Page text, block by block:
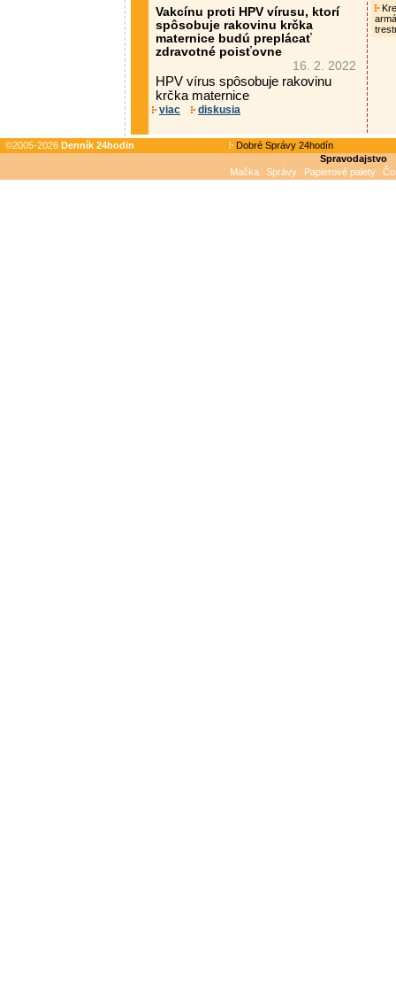
Vakcínu proti HPV vírusu, ktorí
spôsobuje rakovinu krčka
maternice budú preplácať
zdravotné poisťovne
16. 2. 2022
HPV vírus spôsobuje rakovinu
krčka maternice
viac diskusia
©2005-2026 Denník 24hodin
Dobré Správy 24hodín
Spravodajstvo
Mačka
Správy Papierové palety